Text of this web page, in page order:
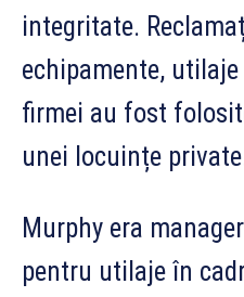
integritate.
echipamente,
firmei au fost
unei locuințe
Murphy era
pentru utilaje în